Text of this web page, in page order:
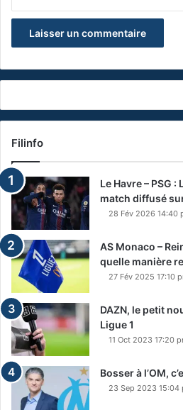
Filinfo
Le Havre – PSG :
match diffusé
28 Fév 2026 14:40
AS Monaco –
quelle manière
27 Fév 2025 17:10
DAZN, le petit
Ligue 1
11 Oct 2023 17:20
Bosser à l’OM,
23 Sep 2023 15:04